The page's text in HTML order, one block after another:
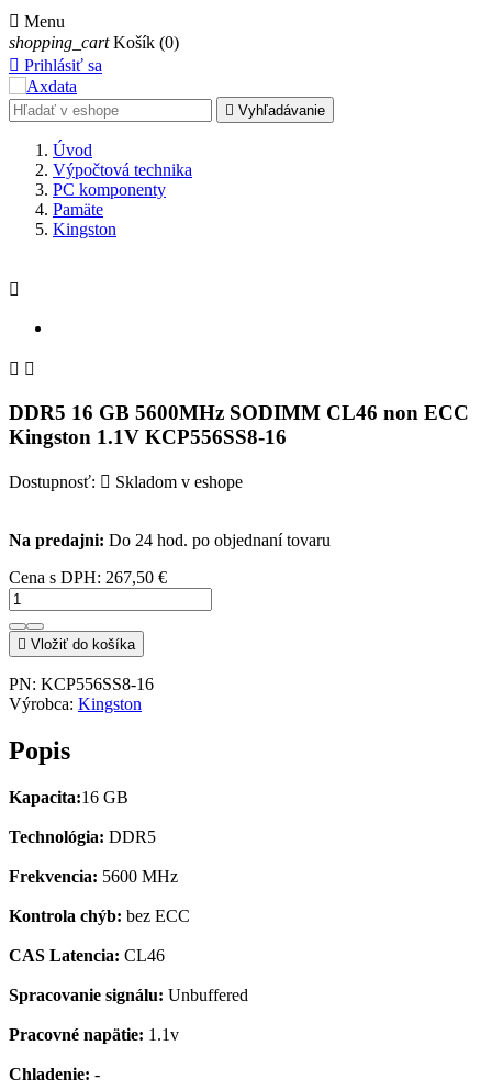
 Menu
shopping_cart Košík (0)
 Prihlásiť sa
 Vyhľadávanie
Úvod
Výpočtová technika
PC komponenty
Pamäte
Kingston

 
DDR5 16 GB 5600MHz SODIMM CL46 non ECC
Kingston 1.1V KCP556SS8-16
Dostupnosť:  Skladom v eshope
Na predajni: Do 24 hod. po objednaní tovaru
Cena s DPH: 267,50 €
 Vložiť do košíka
PN: KCP556SS8-16
Výrobca: Kingston
Popis
Kapacita:16 GB
Technológia: DDR5
Frekvencia: 5600 MHz
Kontrola chýb: bez ECC
CAS Latencia: CL46
Spracovanie signálu: Unbuffered
Pracovné napätie: 1.1v
Chladenie: -